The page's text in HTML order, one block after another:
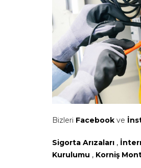
Bizleri Facebook ve
Sigorta Arızaları ,
Kurulumu , Korniş